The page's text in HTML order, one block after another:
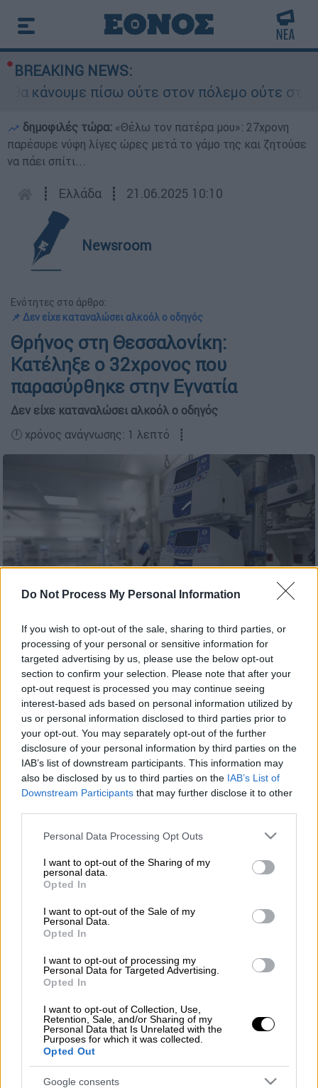
Do Not Process My Personal Information
If you wish to opt-out of the sale, sharing to third parties, or
processing of your personal or sensitive information for
targeted advertising by us, please use the below opt-out
section to confirm your selection. Please note that after your
opt-out request is processed you may continue seeing
interest-based ads based on personal information utilized by
us or personal information disclosed to third parties prior to
your opt-out. You may separately opt-out of the further
disclosure of your personal information by third parties on the
IAB’s list of downstream participants. This information may
also be disclosed by us to third parties on the IAB’s List of
Downstream Participants that may further disclose it to other
Please note that this website/app uses one or more Google
not limited to your visit or usage behaviour. You may click to
grant or deny consent to Google and its third-party tags to
use your data for below specified purposes in below Google
consent section.
Personal Data Processing Opt Outs
I want to opt-out of the Sharing of my
personal data.
Opted In
I want to opt-out of the Sale of my
Personal Data.
Opted In
I want to opt-out of processing my
Personal Data for Targeted Advertising.
Opted In
I want to opt-out of Collection, Use,
Retention, Sale, and/or Sharing of my
Personal Data that Is Unrelated with the
Purposes for which it was collected.
Opted Out
Google consents
BREAKING NEWS:
κάνουμε πίσω ούτε στον πόλεμο ούτε στις
δημοφιλές τώρα: «Θέλω τον πατέρα μου»: 27χρονη
παρέσυρε νύφη λίγες ώρες μετά το γάμο της και ζητούσε
να πάει σπίτι...
┋ Ελλάδα ┋ 21.06.2025 10:10
Newsroom
Ενότητες στο άρθρο:
📌 Δεν είχε καταναλώσει αλκοόλ ο οδηγός
Θρήνος στη Θεσσαλονίκη:
Κατέληξε ο 32χρονος που
παρασύρθηκε στην Εγνατία
Δεν είχε καταναλώσει αλκοόλ ο οδηγός
🕛 χρόνος ανάγνωσης: 1 λεπτό ┋
Νοσοκομείο Παπανικολάου (ΚΩΝΣΤΑΝΤΙΝΟΣ ΤΣΑΚΑΛΙΔΗΣ/POOL
EUROKINISSI)
Προσθέστε το ΕΘΝΟΣ στη Google
Δεν κατάφερε να κρατηθεί στη ζωήο
32χρονος, ο οποίος μεταφέρθηκε χθες στο
νοσοκομείο Παπανικολάου, έπειτα από
σοβαρό τραυματισμό που υπέστη σε τροχαίο
Συγκεκριμένα, χθες στις 21:50 το βράδυ,
αυτοκίνητο που οδηγούσε 48χρονος και
κινούνταν στην οδό Εγνατία, συγκρούστηκε
-στο ύψος της οδού Ιασωνίδου
πεζούς, ηλικίας45και32 ετών
, οι οποίοι,
σύμφωνα με την αστυνομία,
κινούνταν
υπήρχε διάβαση.
ΔΙΑΒΑΣΤΕ ΕΠΙΣΗΣ
Ελλάδα|21.06.2025 09:10
Πένθος στην Κρήτη: 15χρονος
σκοτώθηκε σε τροχαίο με μηχανή